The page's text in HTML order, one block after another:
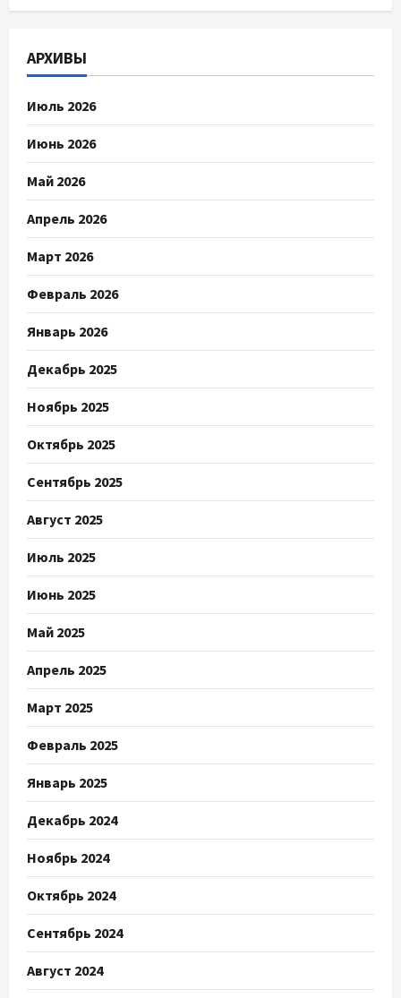
АРХИВЫ
Июль 2026
Июнь 2026
Май 2026
Апрель 2026
Март 2026
Февраль 2026
Январь 2026
Декабрь 2025
Ноябрь 2025
Октябрь 2025
Сентябрь 2025
Август 2025
Июль 2025
Июнь 2025
Май 2025
Апрель 2025
Март 2025
Февраль 2025
Январь 2025
Декабрь 2024
Ноябрь 2024
Октябрь 2024
Сентябрь 2024
Август 2024